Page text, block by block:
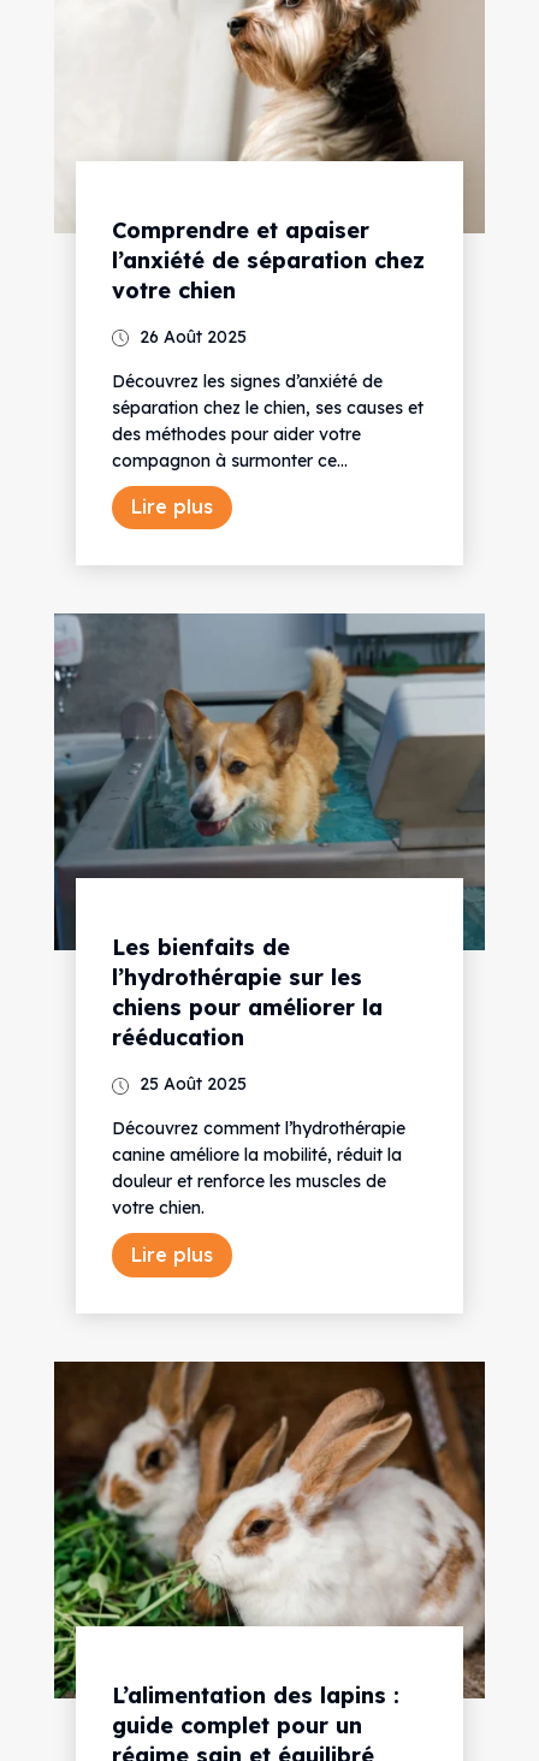
Comprendre et apaiser
l’anxiété de séparation chez
votre chien
26 Août 2025
Découvrez les signes d’anxiété de
séparation chez le chien, ses causes et
des méthodes pour aider votre
compagnon à surmonter ce...
Lire plus
Les bienfaits de
l’hydrothérapie sur les
chiens pour améliorer la
rééducation
25 Août 2025
Découvrez comment l’hydrothérapie
canine améliore la mobilité, réduit la
douleur et renforce les muscles de
votre chien.
Lire plus
L’alimentation des lapins :
guide complet pour un
régime sain et équilibré